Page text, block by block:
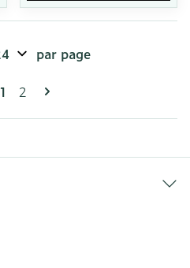
Pages
Vous lisez actuellement la
1 Page
2
par page